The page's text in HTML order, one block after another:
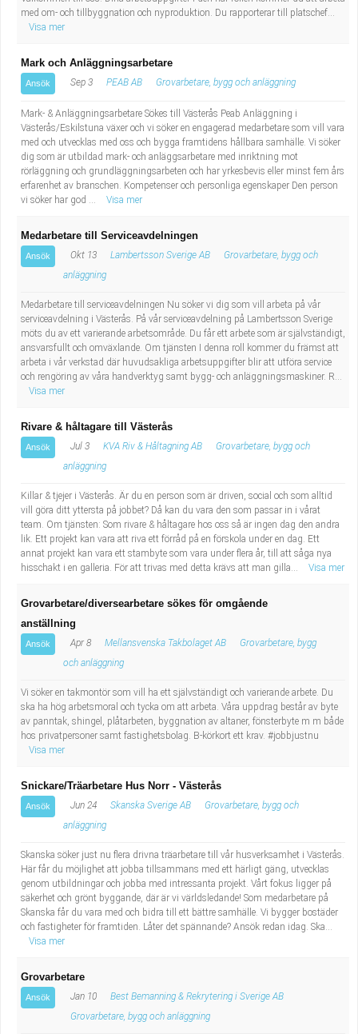
med om- och tillbyggnation och nyproduktion. Du rapporterar till platschef...
Visa mer
Mark och Anläggningsarbetare
Ansök Sep 3 PEAB AB Grovarbetare, bygg och anläggning
Mark- & Anläggningsarbetare Sökes till Västerås Peab Anläggning i
Västerås/Eskilstuna växer och vi söker en engagerad medarbetare som vill vara
med och utvecklas med oss och bygga framtidens hållbara samhälle. Vi söker
dig som är utbildad mark- och anläggsarbetare med inriktning mot
rörläggning och grundläggningsarbeten och har yrkesbevis eller minst fem års
erfarenhet av branschen. Kompetenser och personliga egenskaper Den person
vi söker har god ...
Visa mer
Medarbetare till Serviceavdelningen
Ansök Okt 13 Lambertsson Sverige AB
Grovarbetare, bygg och
anläggning
Medarbetare till serviceavdelningen Nu söker vi dig som vill arbeta på vår
serviceavdelning i Västerås. På vår serviceavdelning på Lambertsson Sverige
möts du av ett varierande arbetsområde. Du får ett arbete som är självständigt,
ansvarsfullt och omväxlande. Om tjänsten I denna roll kommer du främst att
arbeta i vår verkstad där huvudsakliga arbetsuppgifter blir att utföra service
och rengöring av våra handverktyg samt bygg- och anläggningsmaskiner. R...
Visa mer
Rivare & håltagare till Västerås
Ansök Jul 3 KVA Riv & Håltagning AB
Grovarbetare, bygg och
anläggning
Killar & tjejer i Västerås. Är du en person som är driven, social och som alltid
vill göra ditt yttersta på jobbet? Då kan du vara den som passar in i vårat
team. Om tjänsten: Som rivare & håltagare hos oss så är ingen dag den andra
lik. Ett projekt kan vara att riva ett förråd på en förskola under en dag. Ett
annat projekt kan vara ett stambyte som vara under flera år, till att såga nya
hisschakt i en galleria. För att trivas med detta krävs att man gilla...
Visa mer
Grovarbetare/diversearbetare sökes för omgående
anställning
Ansök Apr 8 Mellansvenska Takbolaget AB
Grovarbetare, bygg
och anläggning
Vi söker en takmontör som vill ha ett självständigt och varierande arbete. Du
ska ha hög arbetsmoral och tycka om att arbeta. Våra uppdrag består av byte
av panntak, shingel, plåtarbeten, byggnation av altaner, fönsterbyte m m både
hos privatpersoner samt fastighetsbolag. B-körkort ett krav. #jobbjustnu
Visa mer
Snickare/Träarbetare Hus Norr - Västerås
Ansök Jun 24 Skanska Sverige AB
Grovarbetare, bygg och
anläggning
Skanska söker just nu flera drivna träarbetare till vår husverksamhet i Västerås.
Här får du möjlighet att jobba tillsammans med ett härligt gäng, utvecklas
genom utbildningar och jobba med intressanta projekt. Vårt fokus ligger på
säkerhet och grönt byggande, där är vi världsledande! Som medarbetare på
Skanska får du vara med och bidra till ett bättre samhälle. Vi bygger bostäder
och fastigheter för framtiden. Låter det spännande? Ansök redan idag. Ska...
Visa mer
Grovarbetare
Ansök Jan 10
Best Bemanning & Rekrytering i Sverige AB
Grovarbetare, bygg och anläggning